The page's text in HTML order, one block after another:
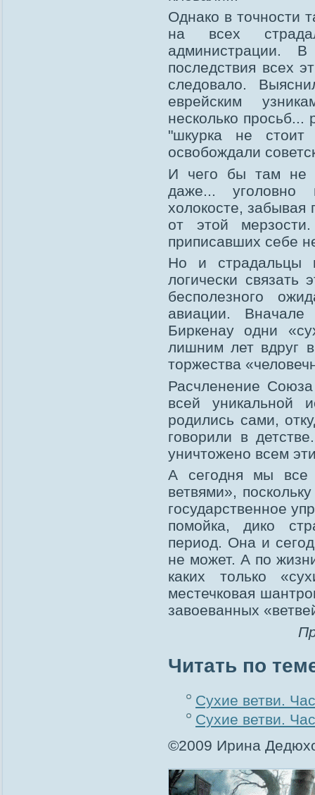
Однако в точности
на всех
администрации.
последствия всех
следовало.
еврейским
несколько
"шкурка не
освобождали
И чего бы там не
даже...
холокосте, забывая
от этой
приписавших себе
Но и страдальцы
логически связать
бесполезного
авиации.
Биркенау одни
лишним лет вдруг
торжества
Расчленение
всей уникальной
родились сами,
говорили в
уничтожено всем
А сегодня мы все
ветвями»,
государственное
помойка, дико
период. Она и
не может. А по
каких только
местечковая
завоеванных
Читать по
Сухие ветви.
Сухие ветви.
©2009 Ирина